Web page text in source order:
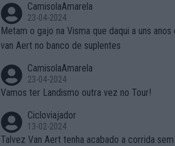
CamisolaAmarela
23-04-2024
Metam o gajo na Visma que daqui a uns
van Aert no banco de suplentes
CamisolaAmarela
23-04-2024
Vamos ter Landismo outra vez no Tour!
Cicloviajador
13-02-2024
Talvez Van Aert tenha acabado a corrida